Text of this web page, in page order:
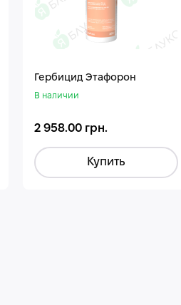
Гербицид Этафорон
В наличии
2 958.00 грн.
Купить